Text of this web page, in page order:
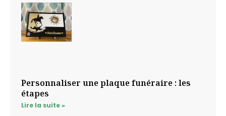
Personnaliser une plaque funéraire : les
étapes
Lire la suite »